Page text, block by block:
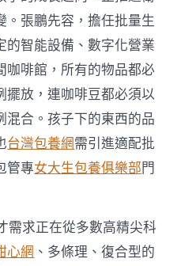
。張鵬先容，擔任批量生
的智能設備、數字化營業
咖啡館，所有的物品都必
擺放，連咖啡豆都必須以
混合。孩子下的東西的品
台灣包養網需引進適配批
管專女大生包養俱樂部門
需求正在從多數高精尖科
心網 、多條理、復合型的